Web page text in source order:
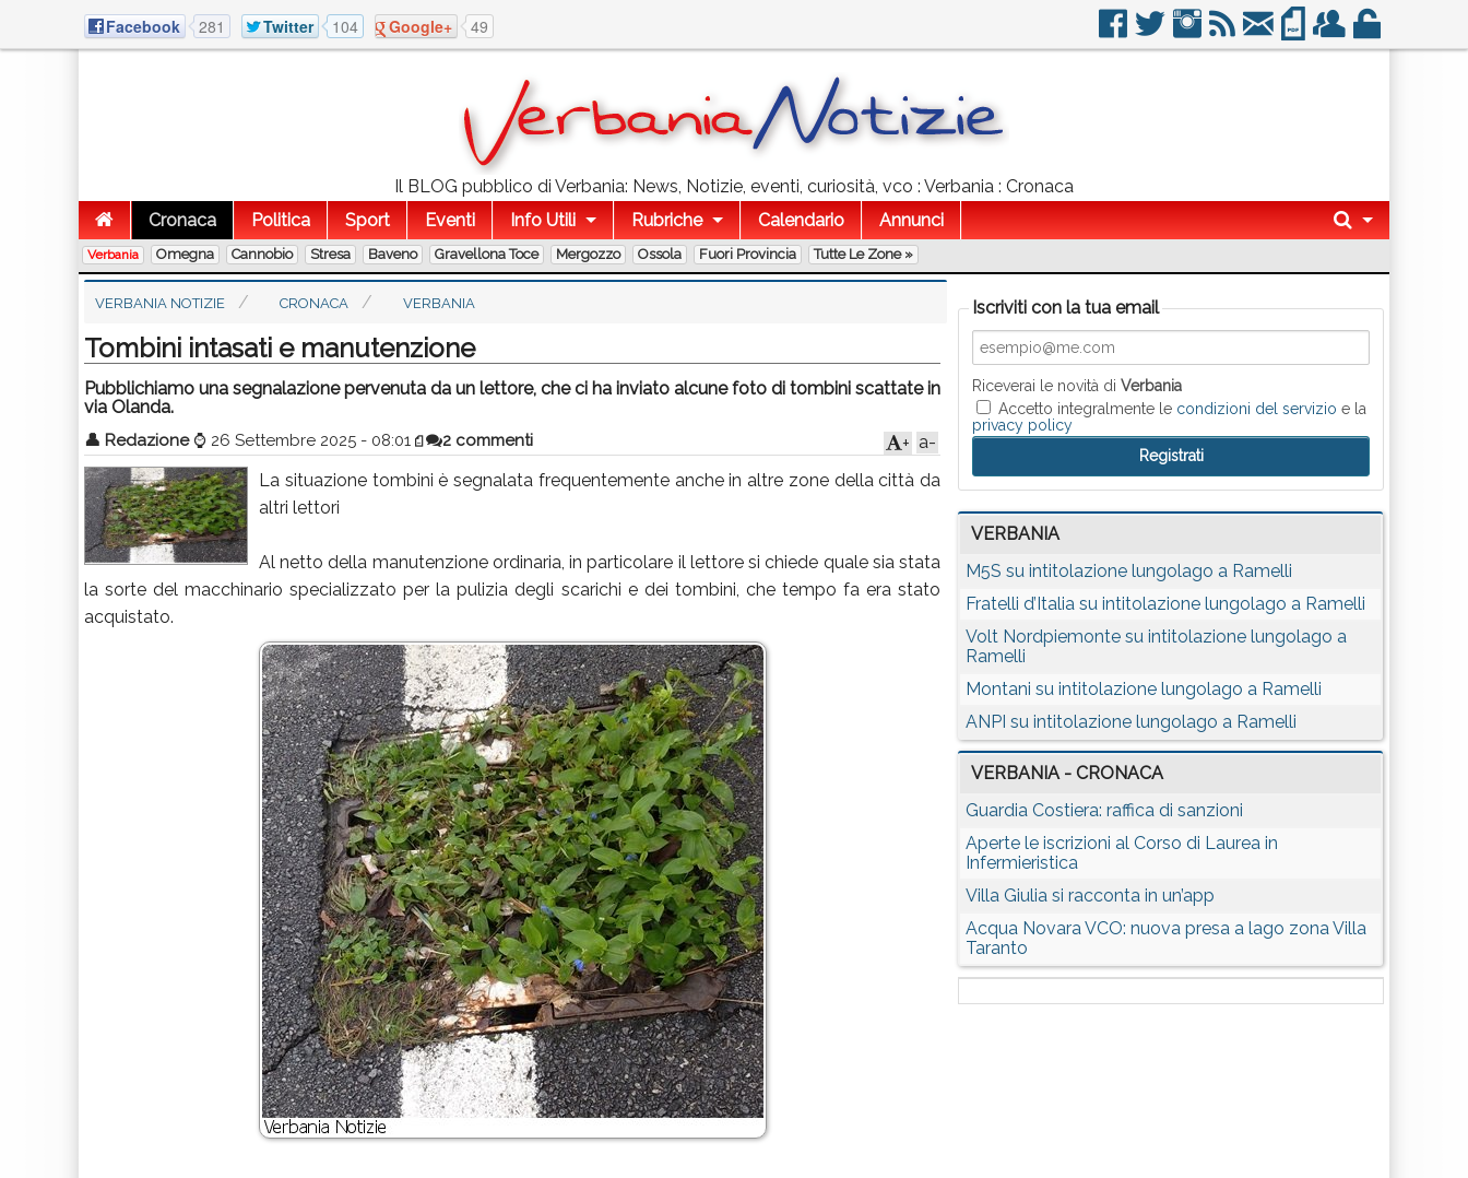
Facebook 281 Twitter 104 Google+ 49
Il BLOG pubblico di Verbania: News, Notizie, eventi, curiosità, vco : Verbania : Cronaca
Cronaca
Politica Sport Eventi Info Utili Rubriche Calendario Annunci
Verbania Omegna Cannobio Stresa Baveno Gravellona Toce Mergozzo Ossola Fuori Provincia Tutte Le Zone »
VERBANIA NOTIZIE CRONACA VERBANIA
Tombini intasati e manutenzione
Pubblichiamo una segnalazione pervenuta da un lettore, che ci ha inviato alcune foto di tombini scattate in
via Olanda.
👤 Redazione ⌚ 26 Settembre 2025 - 08:01 2 commenti a-
+
La situazione tombini è segnalata frequentemente anche in altre zone della città da
altri lettori
Al netto della manutenzione ordinaria, in particolare il lettore si chiede quale sia stata
la sorte del macchinario specializzato per la pulizia degli scarichi e dei tombini, che tempo fa era stato
acquistato.
Iscriviti con la tua email
Riceverai le novità diVerbania
Accetto integralmente le condizioni del servizio e la
privacy policy
VERBANIA
M5S su intitolazione lungolago a Ramelli
Fratelli d’Italia su intitolazione lungolago a Ramelli
Volt Nordpiemonte su intitolazione lungolago a
Ramelli
Montani su intitolazione lungolago a Ramelli
ANPI su intitolazione lungolago a Ramelli
VERBANIA - CRONACA
Guardia Costiera: raffica di sanzioni
Aperte le iscrizioni al Corso di Laurea in
Infermieristica
Villa Giulia si racconta in un’app
Acqua Novara VCO: nuova presa a lago zona Villa
Taranto